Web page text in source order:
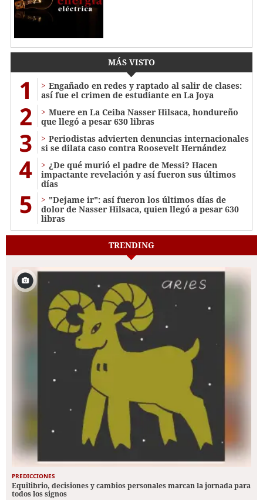
MÁS VISTO
1
Engañado en redes y raptado al salir de clases:
así fue el crimen de estudiante en La Joya
2
Muere en La Ceiba Nasser Hilsaca, hondureño
que llegó a pesar 630 libras
3
Periodistas advierten denuncias internacionales
si se dilata caso contra Roosevelt Hernández
4
¿De qué murió el padre de Messi? Hacen
impactante revelación y así fueron sus últimos
días
5
"Dejame ir": así fueron los últimos días de
dolor de Nasser Hilsaca, quien llegó a pesar 630
libras
TRENDING
PREDICCIONES
Equilibrio, decisiones y cambios personales marcan la jornada para
todos los signos